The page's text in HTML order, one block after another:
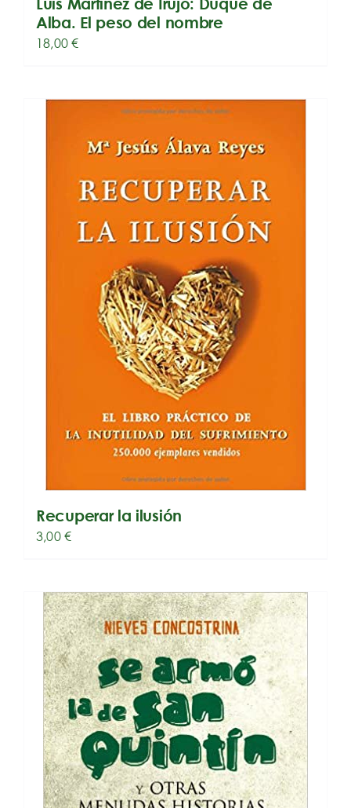
Alba. El peso del nombre
18,00€
Recuperar la ilusión
3,00€